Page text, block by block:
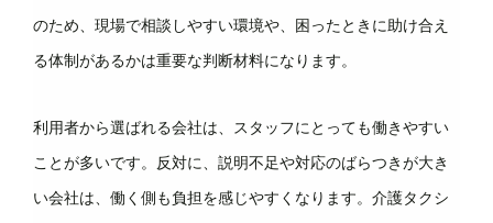
のため、現場で相談しやすい環境や、困ったときに助け合え
る体制があるかは重要な判断材料になります。
利用者から選ばれる会社は、スタッフにとっても働きやすい
ことが多いです。反対に、説明不足や対応のばらつきが大き
い会社は、働く側も負担を感じやすくなります。介護タクシ